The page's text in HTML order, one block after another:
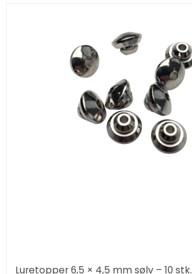
Luretopper 6,5 × 4,5 mm sølv – 10 stk.